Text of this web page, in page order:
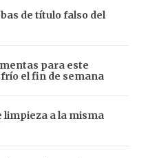
de título falso del
para este
el fin de semana
limpieza a la misma